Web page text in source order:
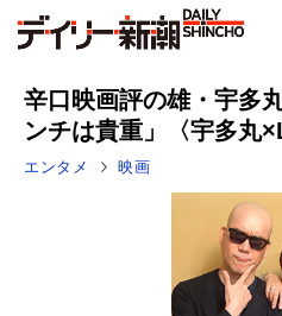
辛口映画評の雄・宇多
ンチは貴重」〈宇多丸
エンタメ 映画